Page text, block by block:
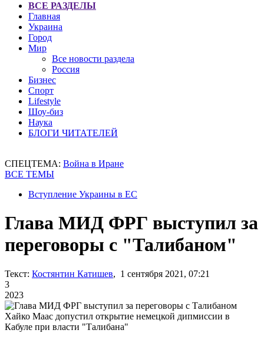
ВСЕ РАЗДЕЛЫ
Главная
Украина
Город
Мир
Все новости раздела
Россия
Бизнес
Спорт
Lifestyle
Шоу-биз
Наука
БЛОГИ ЧИТАТЕЛЕЙ
СПЕЦТЕМА: Война в Иране
ВСЕ ТЕМЫ
Вступление Украины в ЕС
Глава МИД ФРГ выступил за
переговоры с "Талибаном"
Текст: Костянтин Катишев, 1 сентября 2021, 07:21
3
2023
Хайко Маас допустил открытие немецкой дипмиссии в
Кабуле при власти "Талибана"